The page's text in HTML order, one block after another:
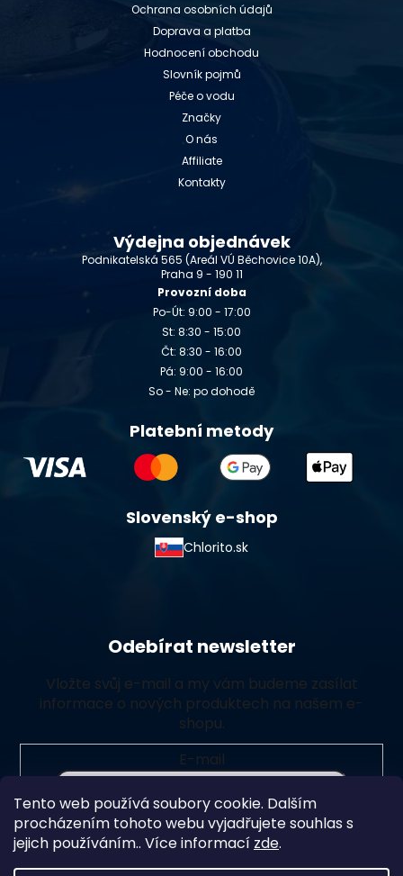
Tento web používá soubory cookie. Dalším
procházením tohoto webu vyjadřujete souhlas s
jejich používáním.. Více informací zde.
Ochrana osobních údajů
Doprava a platba
Hodnocení obchodu
Slovník pojmů
Péče o vodu
Značky
O nás
Affiliate
Kontakty
Výdejna objednávek
Podnikatelská 565 (Areál VÚ Běchovice 10A),
Praha 9 - 190 11
Provozní doba
Po-Út: 9:00 - 17:00
St: 8:30 - 15:00
Čt: 8:30 - 16:00
Pá: 9:00 - 16:00
So - Ne: po dohodě
Platební metody
Slovenský e-shop
Chlorito.sk
Odebírat newsletter
Vložte svůj e-mail a my vám budeme zasílat
informace o nových produktech na našem e-
shopu.
E-mail
Vložením e-mailu souhlasíte spodmínkami ochrany
osobních údajů
Přihlásit se